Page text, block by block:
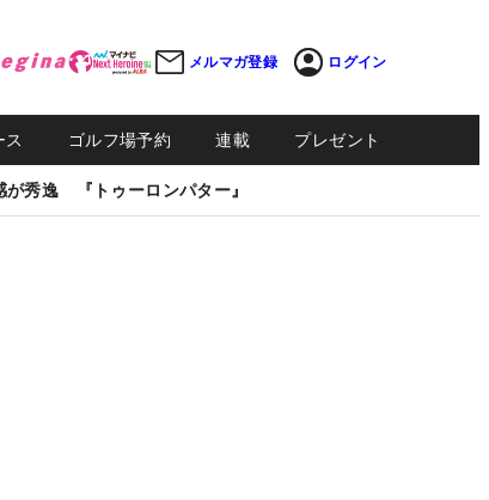
メルマガ登録 ログイン
ス ゴルフ場予約 連載 プレゼント
が秀逸 『トゥーロンパター』